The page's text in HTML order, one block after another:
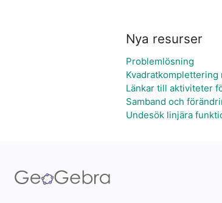
Nya resurser
Problemlösning
Länkar till aktiviteter
Samband och
Undesök linjära